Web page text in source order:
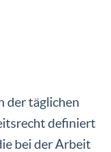
der täglichen
definiert
bei der Arbeit